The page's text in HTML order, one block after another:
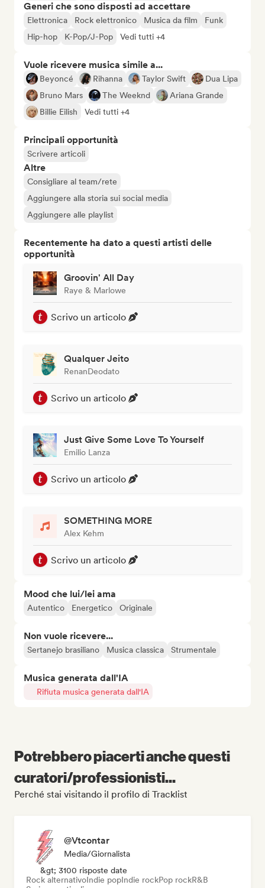
Generi che sono disposti ad accettare
Elettronica Rock elettronico Musica da film
Funk
Hip-hop
K-Pop/J-Pop Vedi tutti +4
Vuole ricevere musica simile a...
Beyoncé Rihanna Taylor Swift
Dua Lipa
Bruno Mars
The Weeknd
Ariana Grande
Billie Eilish
Vedi tutti +4
Principali opportunità
Scrivere articoli
Altre
Consigliare al team/rete
Aggiungere alla storia sui social media
Aggiungere alle playlist
Recentemente ha dato a questi artisti delle
opportunità
Groovin' All Day
Raye & Marlowe
Scrivo un articolo
Qualquer Jeito
RenanDeodato
Scrivo un articolo
Just Give Some Love To Yourself
Emilio Lanza
Scrivo un articolo
SOMETHING MORE
Alex Kehm
Scrivo un articolo
Mood che lui/lei ama
Autentico Energetico Originale
Non vuole ricevere...
Sertanejo brasiliano Musica classica Strumentale
Musica generata dall'IA
Rifiuta musica generata dall'IA
Potrebbero piacerti anche questi
curatori/professionisti...
Perché stai visitando il profilo di Tracklist
@Vtcontar
Media/Giornalista
&gt; 3100 risposte date
Rock alternativoIndie popIndie rockPop rockR&B